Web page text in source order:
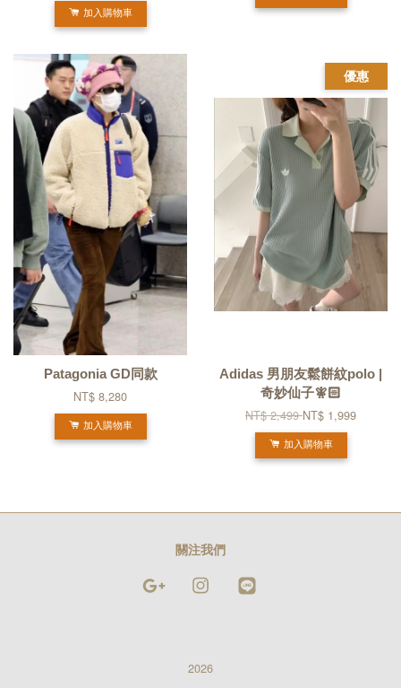
加入購物車
Patagonia GD同款
NT$ 8,280
加入購物車
優惠
Adidas 男朋友鬆餅紋polo |
奇妙仙子🧚🏻
NT$ 2,499NT$ 1,999
加入購物車
關注我們
Google Instagram
2026